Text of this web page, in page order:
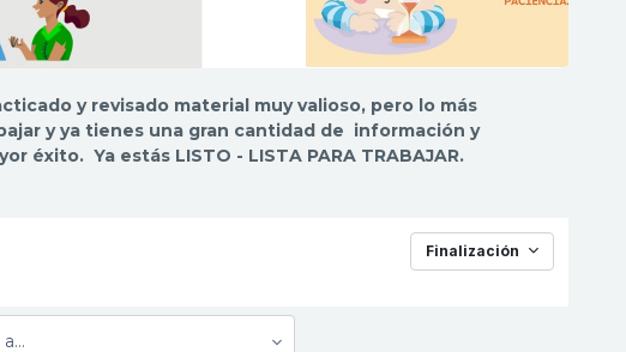
y revisado material muy valioso, pero lo más
y ya tienes una gran cantidad de información y
éxito. Ya estás LISTO - LISTA PARA TRABAJAR.
Finalización